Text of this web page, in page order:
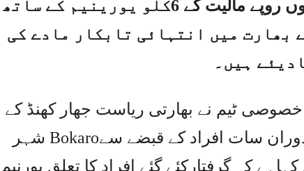
اسلام آباد/نیو دلی،بھارت میں کروڑوں روپے مالیت کے 6کلو یورینیم کے ساتھ
بھارت میں انتہائی تابکار مادے کی
ہیں۔
ٹیم نے بھارتی ریاست جھار کھنڈ کے
شہر Bokaroمیں مختلف مقامات پر چھاپوں کے دوران سات افراد کے قبضے سے
کہ گرفتارکئے گئے افراد کا تعلق یورنیم